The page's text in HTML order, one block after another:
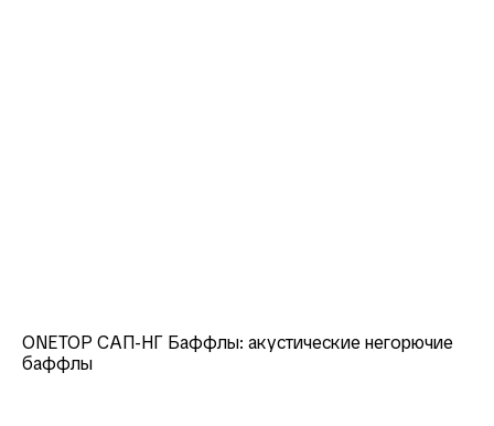
ONETOP САП-НГ Баффлы: акустические негорючие
баффлы